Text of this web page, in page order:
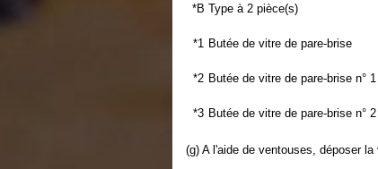
*B Type à 2 pièce(s)
*1 Butée de vitre de pare-brise
*2 Butée de vitre de pare-brise n° 1
*3 Butée de vitre de pare-brise n° 2
(g) A l'aide de ventouses, déposer la